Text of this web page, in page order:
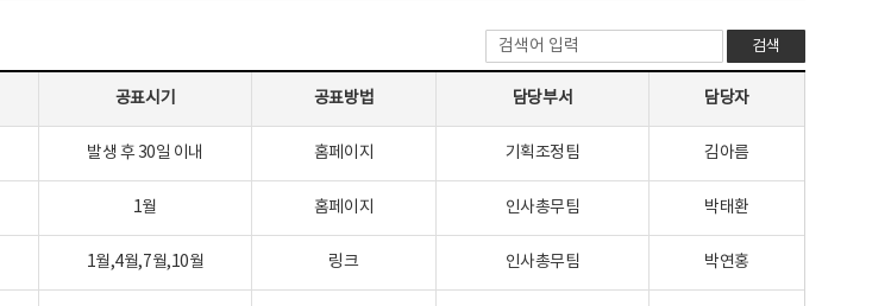
검색
공표시기 공표방법 담당부서 담당자
발생 후 30일 이내 홈페이지 기획조정팀 김아름
1월 홈페이지 인사총무팀 박태환
1월,4월,7월,10월 링크 인사총무팀 박연홍